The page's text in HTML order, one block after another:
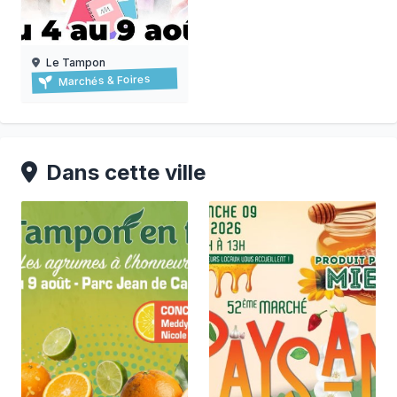
Braderie au tampon
06/08/2026 au
Le Tampon
Marchés & Foires
Dans cette ville